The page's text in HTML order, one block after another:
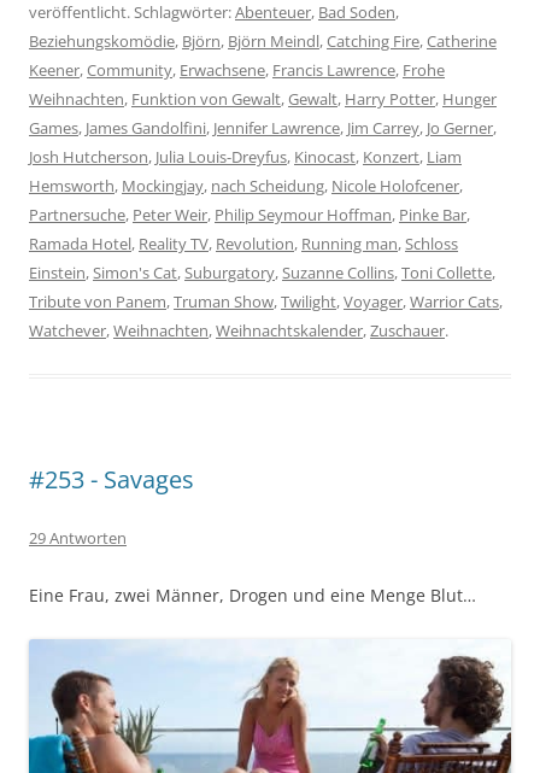
veröffentlicht. Schlagwörter:Abenteuer, Bad Soden,
Beziehungskomödie, Björn, Björn Meindl,Catching Fire,Catherine
Keener,Community, Erwachsene, Francis Lawrence, Frohe
Weihnachten, Funktion von Gewalt,Gewalt, Harry Potter, Hunger
Games, James Gandolfini, Jennifer Lawrence, Jim Carrey, Jo Gerner,
Josh Hutcherson, Julia Louis-Dreyfus, Kinocast, Konzert, Liam
Hemsworth, Mockingjay, nach Scheidung, Nicole Holofcener,
Partnersuche, Peter Weir, Philip Seymour Hoffman, Pinke Bar,
Ramada Hotel, Reality TV, Revolution, Running man,Schloss
Einstein,Simon's Cat,Suburgatory,Suzanne Collins,Toni Collette,
Tribute von Panem,Truman Show,Twilight,Voyager,Warrior Cats,
Watchever,Weihnachten,Weihnachtskalender,Zuschauer.
#253 - Savages
29 Antworten
Eine Frau, zwei Männer, Drogen und eine Menge Blut…